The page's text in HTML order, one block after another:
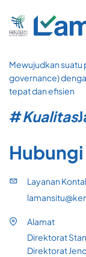
Mewujudkan
governance)
tepat dan efisien
#Kualitas
Layanan
Alamat
Direktorat
Direktorat